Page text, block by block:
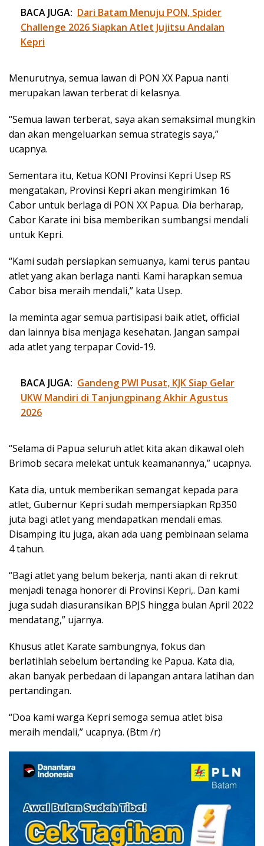
BACA JUGA: Dari Batam Menuju PON, Spider
Challenge 2026 Siapkan Atlet Jujitsu Andalan
Kepri
Menurutnya, semua lawan di PON XX Papua nanti
merupakan lawan terberat di kelasnya.
“Semua lawan terberat, saya akan semaksimal mungkin
dan akan mengeluarkan semua strategis saya,”
ucapnya.
Sementara itu, Ketua KONI Provinsi Kepri Usep RS
mengatakan, Provinsi Kepri akan mengirimkan 16
Cabor untuk berlaga di PON XX Papua. Dia berharap,
Cabor Karate ini bisa memberikan sumbangsi mendali
untuk Kepri.
“Kami sudah persiapkan semuanya, kami terus pantau
atlet yang akan berlaga nanti. Kami harapkan semua
Cabor bisa meraih mendali,” kata Usep.
Ia meminta agar semua partisipasi baik atlet, official
dan lainnya bisa menjaga kesehatan. Jangan sampai
ada atlet yang terpapar Covid-19.
BACA JUGA: Gandeng PWI Pusat, KJK Siap Gelar
UKW Mandiri di Tanjungpinang Akhir Agustus
2026
“Selama di Papua seluruh atlet kita akan dikawal oleh
Brimob secara melekat untuk keamanannya,” ucapnya.
Kata dia, untuk memberikan semangat kepada para
atlet, Gubernur Kepri sudah mempersiapkan Rp350
juta bagi atlet yang mendapatkan mendali emas.
Disamping itu juga, akan ada uang pembinaan selama
4 tahun.
“Bagi atlet yang belum bekerja, nanti akan di rekrut
menjadi tenaga honorer di Provinsi Kepri,. Dan kami
juga sudah diasuransikan BPJS hingga bulan April 2022
mendatang,” ujarnya.
Khusus atlet Karate sambungnya, fokus dan
berlatihlah sebelum bertanding ke Papua. Kata dia,
akan banyak perbedaan di lapangan antara latihan dan
pertandingan.
“Doa kami warga Kepri semoga semua atlet bisa
meraih mendali,” ucapnya. (Btm /r)